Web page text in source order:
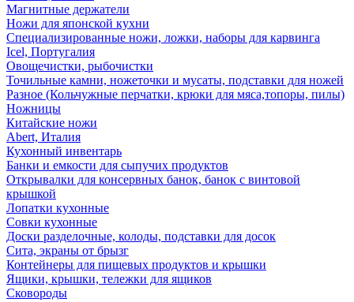
Магнитные держатели
Ножи для японской кухни
Специализированные ножи, ложки, наборы для карвинга
Icel, Португалия
Овощечистки, рыбочистки
Точильные камни, ножеточки и мусаты, подставки для ножей
Разное (Кольчужные перчатки, крюки для мяса,топоры, пилы)
Ножницы
Китайские ножи
Abert, Италия
Кухонный инвентарь
Банки и емкости для сыпучих продуктов
Открывалки для консервных банок, банок с винтовой
крышкой
Лопатки кухонные
Совки кухонные
Доски разделочные, колоды, подставки для досок
Сита, экраны от брызг
Контейнеры для пищевых продуктов и крышки
Ящики, крышки, тележки для ящиков
Сковороды